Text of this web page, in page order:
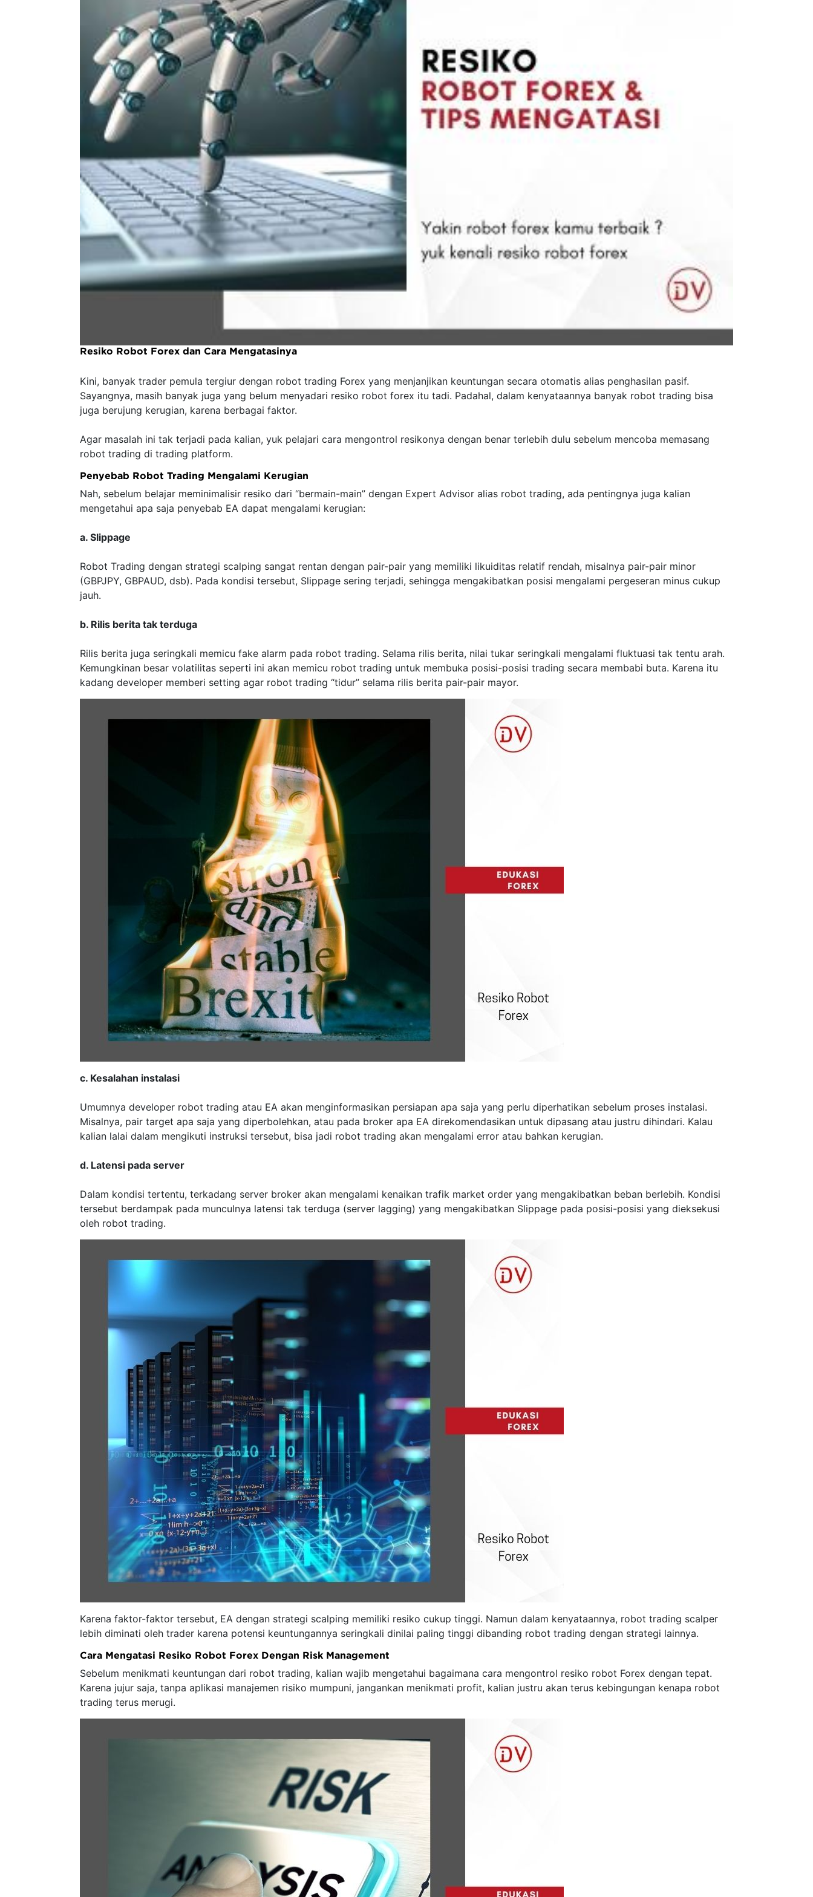
Resiko Robot Forex dan Cara Mengatasinya
Kini, banyak trader pemula tergiur dengan robot trading Forex yang menjanjikan keuntungan secara otomatis alias penghasilan pasif.
Sayangnya, masih banyak juga yang belum menyadari resiko robot forex itu tadi. Padahal, dalam kenyataannya banyak robot trading bisa
juga berujung kerugian, karena berbagai faktor.
Agar masalah ini tak terjadi pada kalian, yuk pelajari cara mengontrol resikonya dengan benar terlebih dulu sebelum mencoba memasang
robot trading di trading platform.
Penyebab Robot Trading Mengalami Kerugian
Nah, sebelum belajar meminimalisir resiko dari “bermain-main” dengan Expert Advisor alias robot trading, ada pentingnya juga kalian
mengetahui apa saja penyebab EA dapat mengalami kerugian:
a. Slippage
Robot Trading dengan strategi scalping sangat rentan dengan pair-pair yang memiliki likuiditas relatif rendah, misalnya pair-pair minor
(GBPJPY, GBPAUD, dsb). Pada kondisi tersebut, Slippage sering terjadi, sehingga mengakibatkan posisi mengalami pergeseran minus cukup
jauh.
b. Rilis berita tak terduga
Rilis berita juga seringkali memicu fake alarm pada robot trading. Selama rilis berita, nilai tukar seringkali mengalami fluktuasi tak tentu arah.
Kemungkinan besar volatilitas seperti ini akan memicu robot trading untuk membuka posisi-posisi trading secara membabi buta. Karena itu
kadang developer memberi setting agar robot trading “tidur” selama rilis berita pair-pair mayor.
c. Kesalahan instalasi
Umumnya developer robot trading atau EA akan menginformasikan persiapan apa saja yang perlu diperhatikan sebelum proses instalasi.
Misalnya, pair target apa saja yang diperbolehkan, atau pada broker apa EA direkomendasikan untuk dipasang atau justru dihindari. Kalau
kalian lalai dalam mengikuti instruksi tersebut, bisa jadi robot trading akan mengalami error atau bahkan kerugian.
d. Latensi pada server
Dalam kondisi tertentu, terkadang server broker akan mengalami kenaikan trafik market order yang mengakibatkan beban berlebih. Kondisi
tersebut berdampak pada munculnya latensi tak terduga (server lagging) yang mengakibatkan Slippage pada posisi-posisi yang dieksekusi
oleh robot trading.
Karena faktor-faktor tersebut, EA dengan strategi scalping memiliki resiko cukup tinggi. Namun dalam kenyataannya, robot trading scalper
lebih diminati oleh trader karena potensi keuntungannya seringkali dinilai paling tinggi dibanding robot trading dengan strategi lainnya.
Cara Mengatasi Resiko Robot Forex Dengan Risk Management
Sebelum menikmati keuntungan dari robot trading, kalian wajib mengetahui bagaimana cara mengontrol resiko robot Forex dengan tepat.
Karena jujur saja, tanpa aplikasi manajemen risiko mumpuni, jangankan menikmati profit, kalian justru akan terus kebingungan kenapa robot
trading terus merugi.